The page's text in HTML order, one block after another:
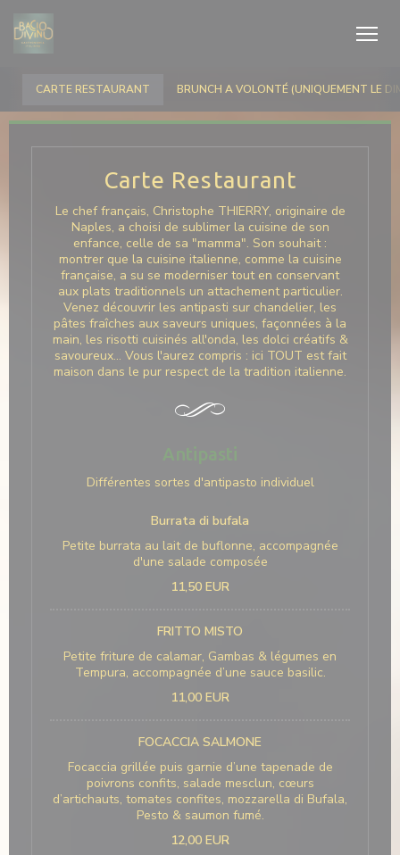
Personnalisation de vos choix en matière de cookies
Carte Restaurant
Le chef français, Christophe THIERRY, originaire de
Naples, a choisi de sublimer la cuisine de son
enfance, celle de sa "mamma". Son souhait :
montrer que la cuisine italienne, comme la cuisine
française, a su se moderniser tout en conservant
aux plats traditionnels un attachement particulier.
Venez découvrir les antipasti sur chandelier, les
pâtes fraîches aux saveurs uniques, façonnées à la
main, les risotti cuisinés all'onda, les dolci créatifs &
savoureux… Vous l'aurez compris : ici TOUT est fait
maison dans le pur respect de la tradition italienne.
Antipasti
Différentes sortes d'antipasto individuel
Burrata di bufala
Petite burrata au lait de buflonne, accompagnée
d'une salade composée
11,50 EUR
FRITTO MISTO
Petite friture de calamar, Gambas & légumes en
Tempura, accompagnée d’une sauce basilic.
11,00 EUR
FOCACCIA SALMONE
Focaccia grillée puis garnie d’une tapenade de
poivrons confits, salade mesclun, cœurs
d’artichauts, tomates confites, mozzarella di Bufala,
Pesto & saumon fumé.
12,00 EUR
CARTE RESTAURANT BRUNCH A VOLONTÉ (UNIQUEMENT LE